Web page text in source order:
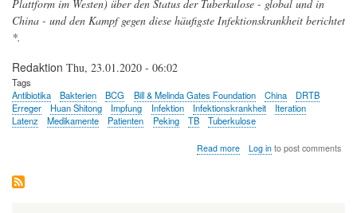
Plattform im Westen) über den Status der Tuberkulose - global und in
China - und den Kampf gegen diese häufigste Infektionskrankheit berichtet
*.
Redaktion Thu, 23.01.2020 - 06:02
Tags
Antibiotika
Bakterien BCG Bill & Melinda Gates Foundation China
DRTB
Erreger
Huan Shitong Impfung Infektion Infektionskrankheit
Iteration
Latenz
Medikamente Patienten Peking TB Tuberkulose
Read moreabout
Der
Log into post comments